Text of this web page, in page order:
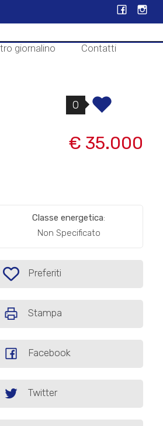
giornalino Contatti
0
€ 35.000
Classe energetica:
Non Specificato
Preferiti: Cod. AG157
Preferiti
Stampa
Facebook
Twitter